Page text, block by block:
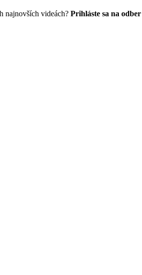
najnovších videách? Prihláste sa na